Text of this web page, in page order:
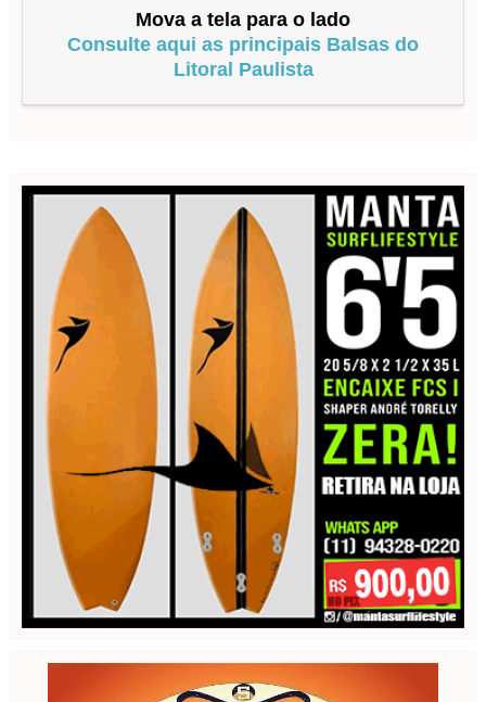
Mova a tela para o lado
Consulte aqui as principais Balsas do
Litoral Paulista